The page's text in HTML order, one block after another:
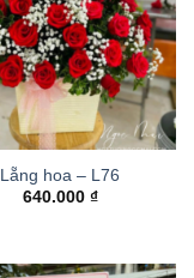
Lẵng hoa – L76
640.000 ₫